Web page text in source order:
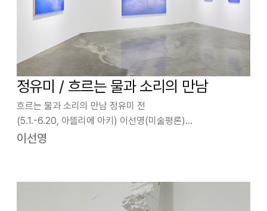
정유미 / 흐르는 물과 소리의 만남
흐르는 물과 소리의 만남 정유미 전
(5.1.-6.20, 아뜰리에 아키) 이선영(미술평론)
우주에서 포착된 지구는 바다와 구름이 뒤덮인 푸른 별로 나타
차…
이선영